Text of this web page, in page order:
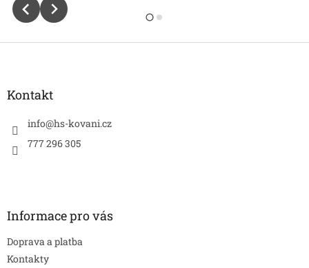
Z
Kontakt
info@hs-kovani.cz
777 296 305
Informace pro vás
Doprava a platba
Kontakty